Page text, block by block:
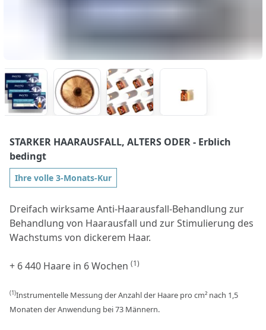
STARKER HAARAUSFALL, ALTERS ODER- Erblich
bedingt
Ihre volle 3-Monats-Kur
Dreifach wirksame Anti-Haarausfall-Behandlung zur
Behandlung von Haarausfall und zur Stimulierung des
Wachstums von dickerem Haar.
+ 6 440 Haare in 6 Wochen (1)
(1)Instrumentelle Messung der Anzahl der Haare pro cm² nach 1,5
Monaten der Anwendung bei 73 Männern.